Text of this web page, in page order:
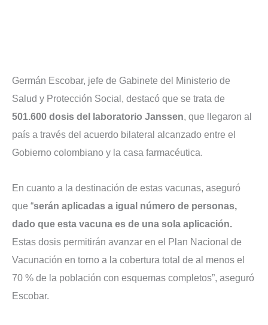
Germán Escobar, jefe de Gabinete del Ministerio de
Salud y Protección Social, destacó que se trata de
501.600 dosis del laboratorio Janssen, que llegaron al
país a través del acuerdo bilateral alcanzado entre el
Gobierno colombiano y la casa farmacéutica.
En cuanto a la destinación de estas vacunas, aseguró
que “serán aplicadas a igual número de personas,
dado que esta vacuna es de una sola aplicación.
Estas dosis permitirán avanzar en el Plan Nacional de
Vacunación en torno a la cobertura total de al menos el
70 % de la población con esquemas completos”, aseguró
Escobar.